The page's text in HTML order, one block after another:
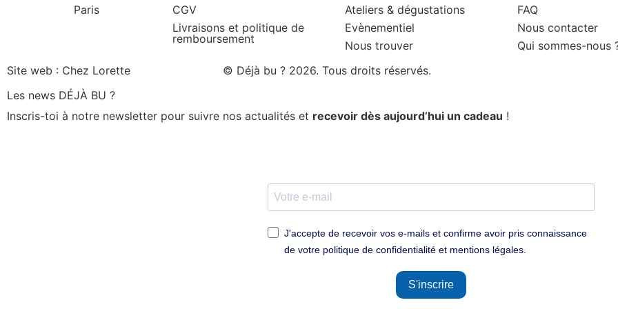
CGV
Livraisons et politique de
remboursement
Ateliers & dégustations
Evènementiel
Nous trouver
FAQ
Nous contacter
Qui sommes-nous
Site web : Chez Lorette
© Déjà bu ? 2026. Tous droits réservés.
Les news DÉJÀ BU ?
Inscris-toi à notre newsletter pour suivre nos actualités et recevoir dès aujourd’hui un cadeau !
J'accepte de recevoir vos e-mails et confirme avoir pris connaissance
de votre politique de confidentialité et mentions légales.
S'inscrire